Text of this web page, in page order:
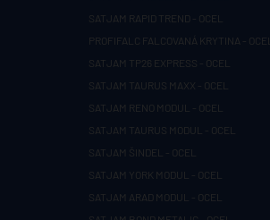
SATJAM RAPID TREND - OCEL
PROFIFALC FALCOVANÁ KRYTINA - OCEL
SATJAM TP26 EXPRESS - OCEL
SATJAM TAURUS MAXX - OCEL
SATJAM RENO MODUL - OCEL
SATJAM TAURUS MODUL - OCEL
SATJAM ŠINDEL - OCEL
SATJAM YORK MODUL - OCEL
SATJAM ARAD MODUL - OCEL